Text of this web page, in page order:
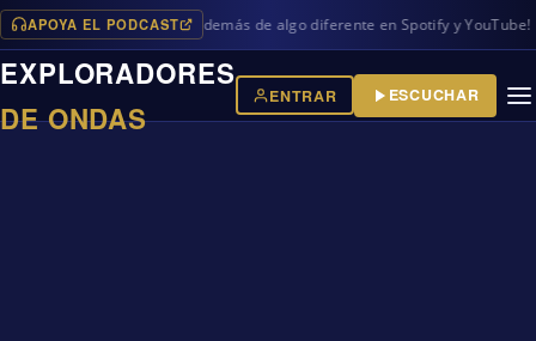
APOYA EL PODCAST
programas en iVoox, además de algo diferente en Spotify y YouTube!
EXPLORADORES
DE ONDAS
ENTRAR ESCUCHAR